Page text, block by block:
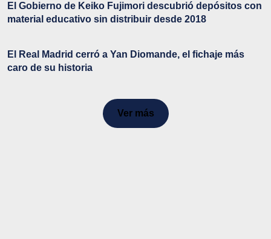
El Gobierno de Keiko Fujimori descubrió depósitos con
material educativo sin distribuir desde 2018
El Real Madrid cerró a Yan Diomande, el fichaje más
caro de su historia
Ver más